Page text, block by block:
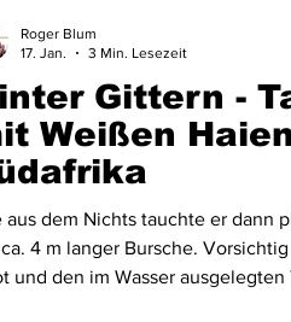
Gittern -
Weißen
aus dem Nichts tauchte er dann
4 m langer Bursche.
und den im Wasser
Roger Blum
17. Jan.
3 Min. Lesezeit